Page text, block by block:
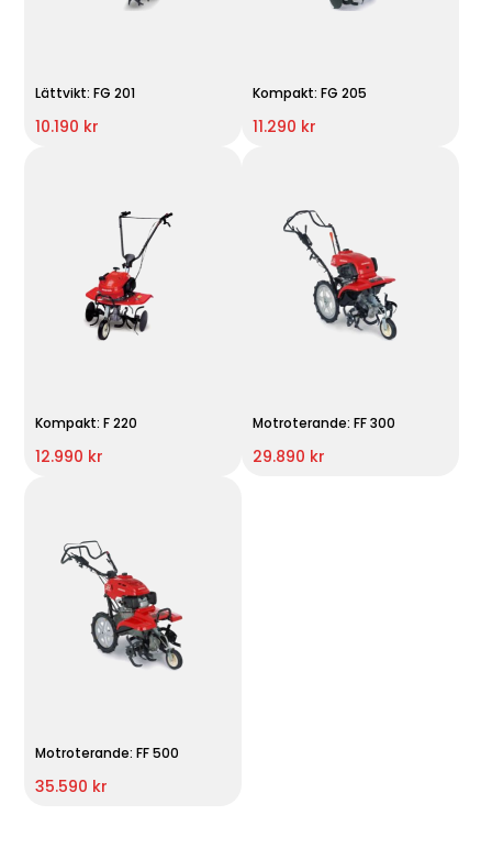
Lättvikt: FG 201
10.190 kr
Kompakt: FG 205
11.290 kr
Kompakt: F 220
12.990 kr
Motroterande: FF 300
29.890 kr
Motroterande: FF 500
35.590 kr